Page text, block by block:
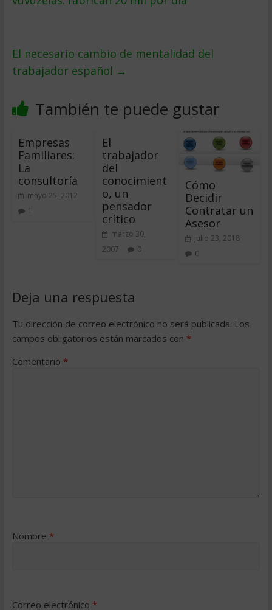
El necesario cambio de mentalidad del
trabajador español →
También te puede gustar
Empresas
Familiares:
La
consultoría
mayo 25, 2012
1
El
trabajador
del
conocimient
o, un
pensador
crítico
marzo 30,
2007
0
Cómo
Decidir
Contratar un
Asesor
julio 23, 2018
0
Deja una respuesta
Tu dirección de correo electrónico no será publicada. Los
campos obligatorios están marcados con *
Comentario *
Nombre *
Correo electrónico *